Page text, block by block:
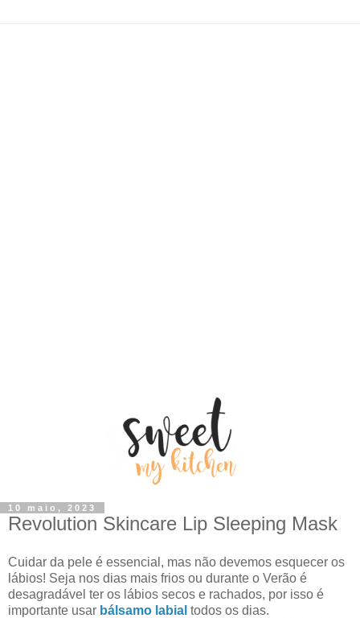
10 maio, 2023
Revolution Skincare Lip Sleeping Mask
Cuidar da pele é essencial, mas não devemos esquecer os
lábios! Seja nos dias mais frios ou durante o Verão é
desagradável ter os lábios secos e rachados, por isso é
importante usar bálsamo labial todos os dias.